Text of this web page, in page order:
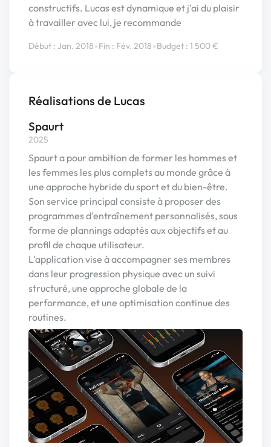
constructifs. Lucas est dynamique et j'ai du plaisir
à travailler avec lui, je recommande
Début : Jan. 2018•Fin : Fév. 2018•Budget : 1 500 €
Réalisations de Lucas
Spaurt
2025
Spaurt a pour ambition de former les hommes et
les femmes les plus complets au monde grâce à
une approche hybride du sport et du bien-être.
Son service principal consiste à proposer des
programmes d'entraînement personnalisés, sous
forme de plannings adaptés aux objectifs et au
profil de chaque utilisateur.
L'application vise à accompagner ses membres
dans leur progression physique avec un suivi
structuré, une approche globale de la
performance, et une optimisation continue des
routines.